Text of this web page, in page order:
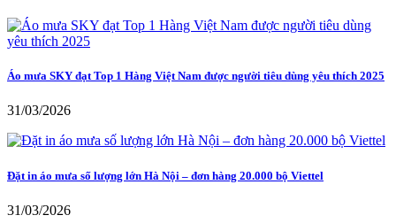
Áo mưa SKY đạt Top 1 Hàng Việt Nam được người tiêu dùng yêu thích 2025
31/03/2026
Đặt in áo mưa số lượng lớn Hà Nội – đơn hàng 20.000 bộ Viettel
31/03/2026